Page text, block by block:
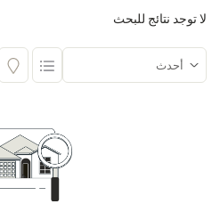
المجمع السكني
لا توجد نتائج للبحث